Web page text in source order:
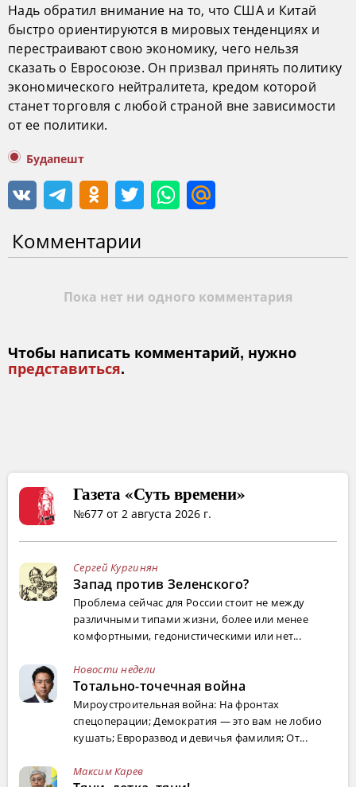
Надь обратил внимание на то, что США и Китай
быстро ориентируются в мировых тенденциях и
перестраивают свою экономику, чего нельзя
сказать о Евросоюзе. Он призвал принять политику
экономического нейтралитета, кредом которой
станет торговля с любой страной вне зависимости
от ее политики.
Будапешт
Комментарии
Пока нет ни одного комментария
Чтобы написать комментарий, нужно
представиться.
Газета «Суть времени»
№677 от 2 августа 2026 г.
Сергей Кургинян
Запад против Зеленского?
Проблема сейчас для России стоит не между
различными типами жизни, более или менее
комфортными, гедонистическими или нет...
Новости недели
Тотально-точечная война
Мироустроительная война: На фронтах
спецоперации; Демократия — это вам не лобио
кушать; Евроразвод и девичья фамилия; От...
Максим Карев